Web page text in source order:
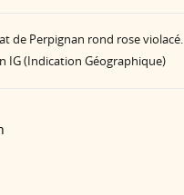
de Perpignan rond rose violacé.
IG (Indication Géographique)